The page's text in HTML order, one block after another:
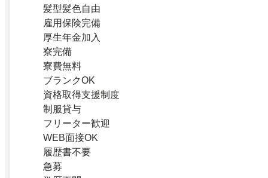
髪型髪色自由
雇用保険完備
厚生年金加入
寮完備
寮費無料
ブランクOK
資格取得支援制度
制服貸与
フリーター歓迎
WEB面接OK
履歴書不要
急募